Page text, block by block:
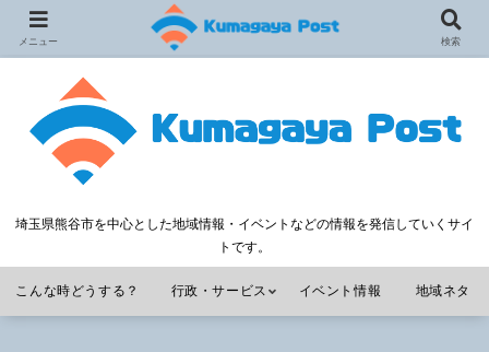
埼玉県熊谷市を中心とした地域情報・イベントなどの情報を発信していくサイ
トです。
こんな時どうする？ 行政・サービス イベント情報 地域ネタ
メニュー 検索